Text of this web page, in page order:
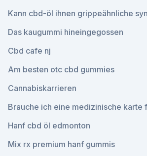
Kann cbd-öl ihnen grippeähnliche
Das kaugummi hineingegossen
Cbd cafe nj
Am besten otc cbd gummies
Cannabiskarrieren
Brauche ich eine medizinische karte
Hanf cbd öl edmonton
Mix rx premium hanf gummis